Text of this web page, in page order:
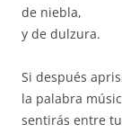
de niebla,
y de dulzura.
Si después
la palabra
sentirás entre